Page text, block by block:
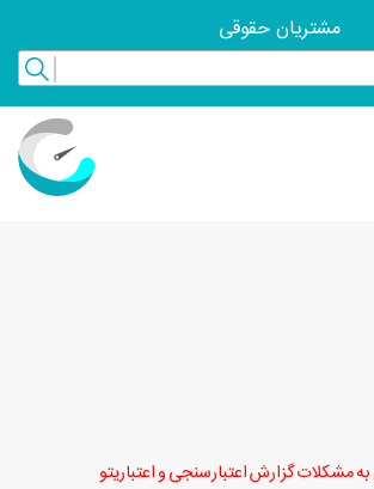
مشتریان حقوقی
مشکلات گزارش اعتبارسنجی و اعتباریتو